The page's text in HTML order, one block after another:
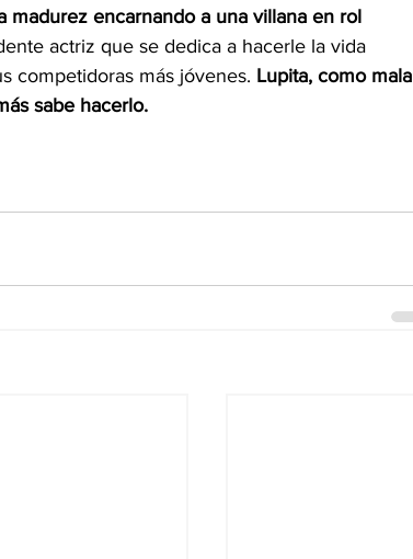
madurez encarnando a una villana en rol
actriz que se dedica a hacerle la vida
competidoras más jóvenes. Lupita, como mala
sabe hacerlo.